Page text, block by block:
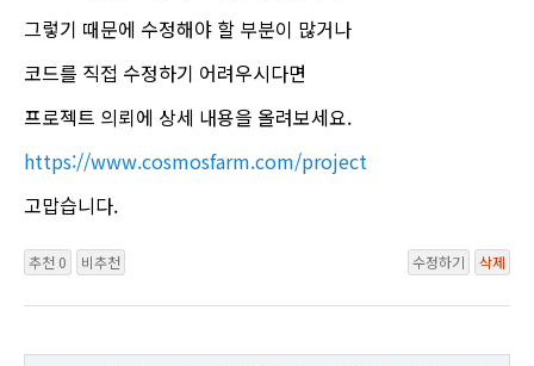
그렇기 때문에 수정해야 할 부분이 많거나
코드를 직접 수정하기 어려우시다면
프로젝트 의뢰에 상세 내용을 올려보세요.
https://www.cosmosfarm.com/project
고맙습니다.
추천 0 비추천 수정하기 삭제